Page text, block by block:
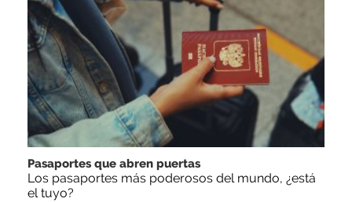
Pasaportes que abren puertas
Los pasaportes más poderosos del mundo, ¿está
el tuyo?